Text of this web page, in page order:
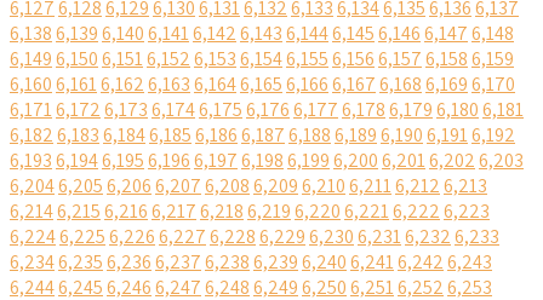
6,1276,1286,1296,1306,1316,1326,1336,1346,1356,1366,137
6,1386,1396,1406,1416,1426,1436,1446,1456,1466,1476,148
6,1496,1506,1516,1526,1536,1546,1556,1566,1576,1586,159
6,1606,1616,1626,1636,1646,1656,1666,1676,1686,1696,170
6,1716,1726,1736,1746,1756,1766,1776,1786,1796,1806,181
6,1826,1836,1846,1856,1866,1876,1886,1896,1906,1916,192
6,1936,1946,1956,1966,1976,1986,1996,2006,2016,2026,203
6,2046,2056,2066,2076,2086,2096,2106,2116,2126,213
6,2146,2156,2166,2176,2186,2196,2206,2216,2226,223
6,2246,2256,2266,2276,2286,2296,2306,2316,2326,233
6,2346,2356,2366,2376,2386,2396,2406,2416,2426,243
6,2446,2456,2466,2476,2486,2496,2506,2516,2526,253